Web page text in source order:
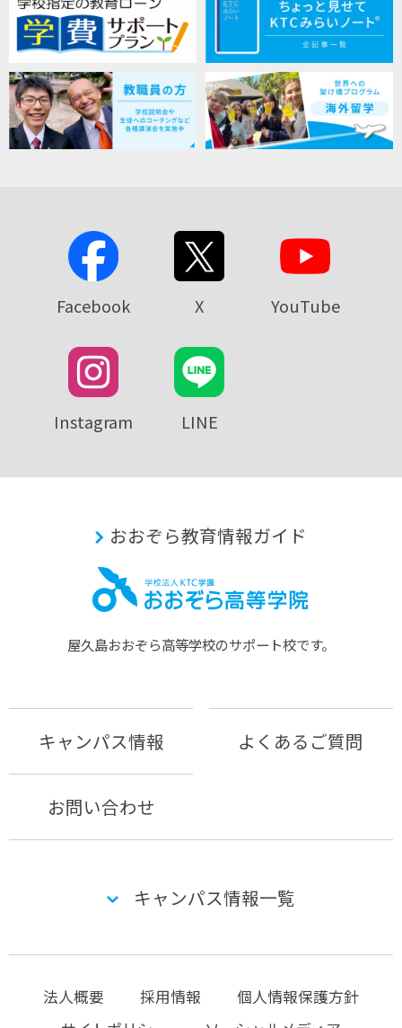
Facebook X YouTube
Instagram LINE
おおぞら教育情報ガイド
屋久島おおぞら⾼等学校のサポート校です。
キャンパス情報 よくあるご質問
お問い合わせ
キャンパス情報一覧
法人概要 採用情報
個人情報保護方針